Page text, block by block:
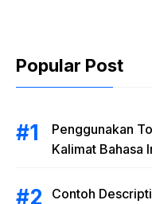
Popular Post
Penggunakan
Kalimat Bahasa
Contoh